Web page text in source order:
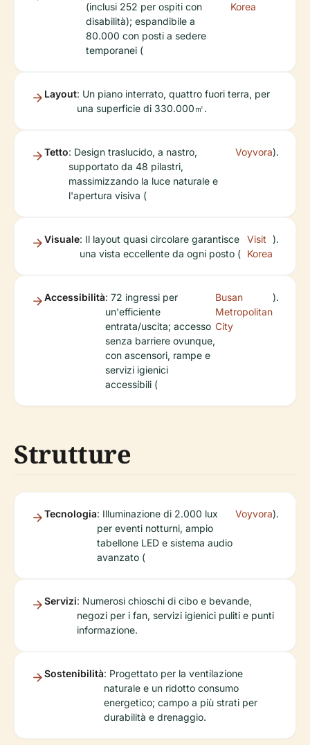
(inclusi 252 per ospiti con
disabilità); espandibile a
80.000 con posti a sedere
temporanei (
Korea
Layout: Un piano interrato, quattro fuori terra, per
una superficie di 330.000㎡.
Tetto: Design traslucido, a nastro,
supportato da 48 pilastri,
massimizzando la luce naturale e
l'apertura visiva (
Voyvora).
Visuale: Il layout quasi circolare garantisce
una vista eccellente da ogni posto (
Visit
Korea
).
Accessibilità: 72 ingressi per
un'efficiente
entrata/uscita; accesso
senza barriere ovunque,
con ascensori, rampe e
servizi igienici
accessibili (
Busan
Metropolitan
City
).
Strutture
Tecnologia: Illuminazione di 2.000 lux
per eventi notturni, ampio
tabellone LED e sistema audio
avanzato (
Voyvora).
Servizi: Numerosi chioschi di cibo e bevande,
negozi per i fan, servizi igienici puliti e punti
informazione.
Sostenibilità: Progettato per la ventilazione
naturale e un ridotto consumo
energetico; campo a più strati per
durabilità e drenaggio.